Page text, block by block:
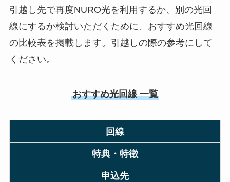
引越し先で再度NURO光を利用するか、別の光回
線にするか検討いただくために、おすすめ光回線
の比較表を掲載します。引越しの際の参考にして
ください。
おすすめ光回線 一覧
回線
特典・特徴
申込先